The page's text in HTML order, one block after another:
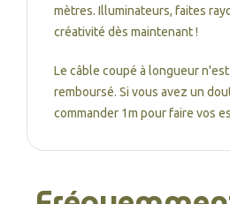
mètres. Illuminateurs, faites
créativité dès maintenant !
Le câble coupé à longueur
remboursé. Si vous avez un
commander 1m pour faire vos